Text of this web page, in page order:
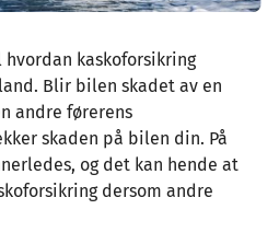
kaskoforsikring
Blir bilen skadet av en
andre førerens
skaden på bilen din. På
og det kan hende at
dersom andre